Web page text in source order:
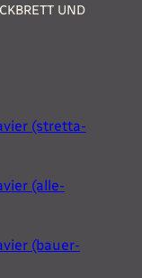
UND
(stretta-
(alle-
(bauer-